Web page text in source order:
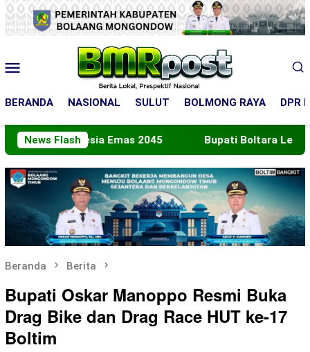
Loncat
ke
konten
Mobile
BERANDA NASIONAL SULUT BOLMONG RAYA DPR
News FlashEmas 2045 Bupati Boltara Lepas
Beranda Berita
Bupati Oskar Manoppo Resmi Buka
Drag Bike dan Drag Race HUT ke-17
Boltim